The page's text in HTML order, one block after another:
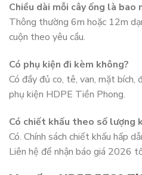
Chiều dài mỗi cây ống là bao
Thông thường 6m hoặc 12m
cuộn theo yêu cầu.
Có phụ kiện đi kèm không?
Có đầy đủ co, tê, van, mặt bích,
phụ kiện HDPE Tiền Phong.
Có chiết khấu theo số lượng
Có. Chính sách chiết khấu hấp
Liên hệ để nhận báo giá 2026